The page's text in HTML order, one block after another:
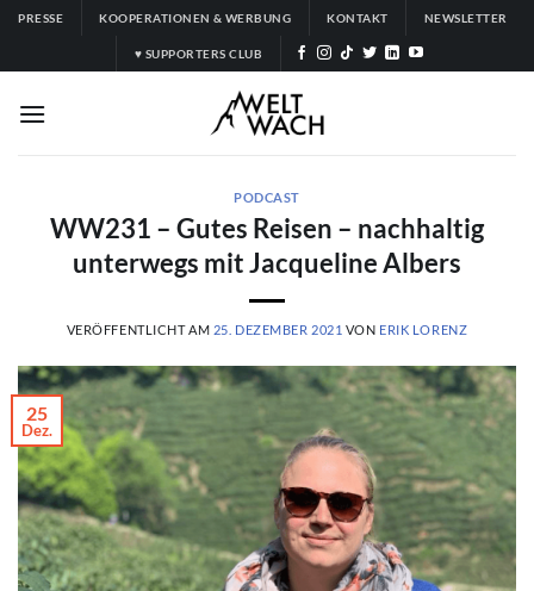
Zum
springen
PRESSE KOOPERATIONEN & WERBUNG KONTAKT NEWSLETTER
♥ SUPPORTERS CLUB
PODCAST
WW231 – Gutes Reisen – nachhaltig
unterwegs mit Jacqueline Albers
VERÖFFENTLICHT AM 25. DEZEMBER 2021 VON ERIK LORENZ
25
Dez.